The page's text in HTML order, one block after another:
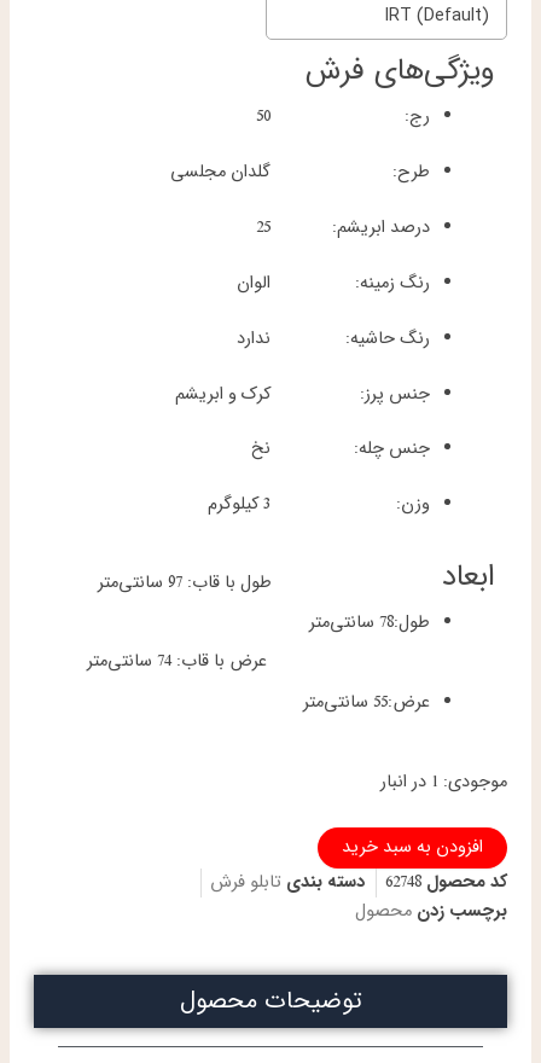
IRT (Default)
ویژگی‌های فرش
رج:
50
طرح:
گلدان مجلسی
درصد ابریشم:
25
رنگ زمینه:
الوان
رنگ حاشیه:
ندارد
جنس پرز:
کرک و ابریشم
جنس چله:
نخ
وزن:
3 کیلوگرم
ابعاد
طول:78 سانتی‌متر
طول با قاب: 97 سانتی‌متر
عرض:55 سانتی‌متر
عرض با قاب: 74 سانتی‌متر
موجودی: 1 در انبار
تابلو
دستباف
تبریز
گلدان
گل
عدد
افزودن به سبد خرید
کد محصول 62748 دسته بندی تابلو فرش
برچسب زدن محصول
توضیحات محصول